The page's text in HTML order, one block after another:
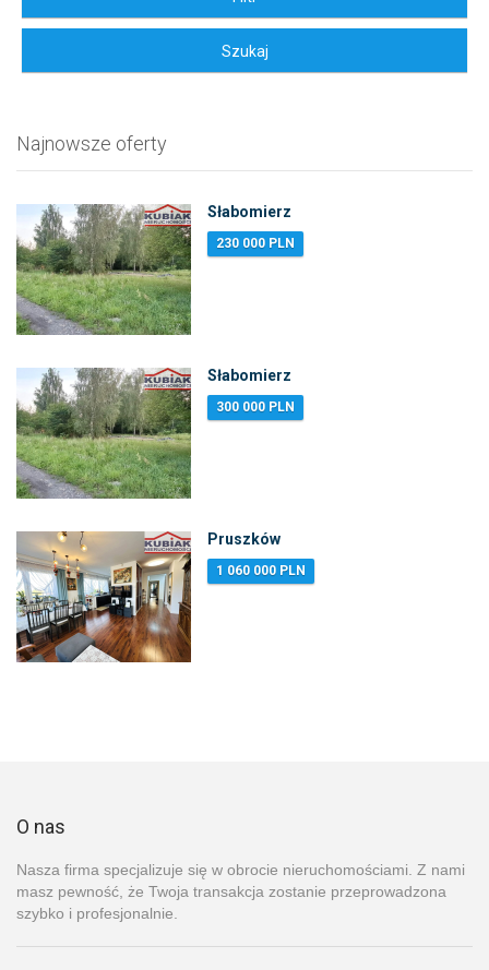
Najnowsze oferty
Słabomierz
230 000 PLN
Słabomierz
300 000 PLN
Pruszków
1 060 000 PLN
O nas
Nasza firma specjalizuje się w obrocie nieruchomościami. Z nami
masz pewność, że Twoja transakcja zostanie przeprowadzona
szybko i profesjonalnie.